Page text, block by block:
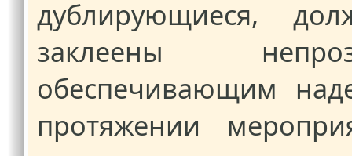
дублирующиеся,
заклеены
обеспечивающим
протяжении